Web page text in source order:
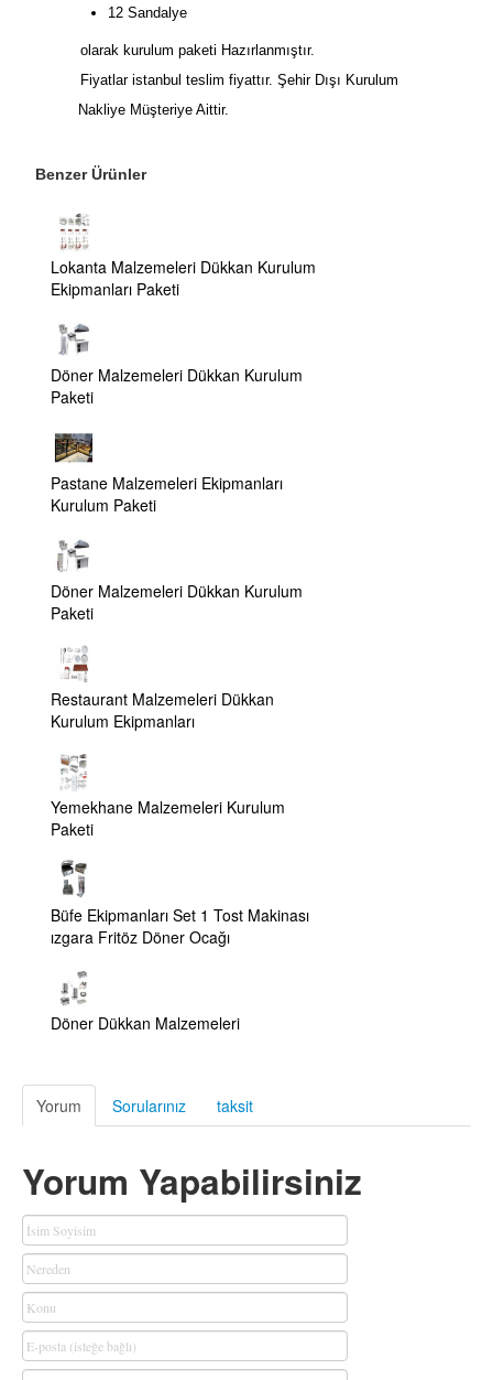
12 Sandalye
olarak kurulum paketi Hazırlanmıştır.
Fiyatlar istanbul teslim fiyattır. Şehir Dışı Kurulum
Nakliye Müşteriye Aittir.
Benzer Ürünler
Lokanta Malzemeleri Dükkan Kurulum
Ekipmanları Paketi
Döner Malzemeleri Dükkan Kurulum
Paketi
Pastane Malzemeleri Ekipmanları
Kurulum Paketi
Döner Malzemeleri Dükkan Kurulum
Paketi
Restaurant Malzemeleri Dükkan
Kurulum Ekipmanları
Yemekhane Malzemeleri Kurulum
Paketi
Büfe Ekipmanları Set 1 Tost Makinası
ızgara Fritöz Döner Ocağı
Döner Dükkan Malzemeleri
Yorum Sorularınız taksit
Yorum Yapabilirsiniz